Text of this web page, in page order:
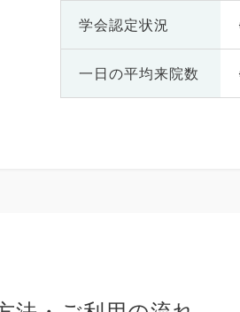
学会認定状況
一日の平均来院数